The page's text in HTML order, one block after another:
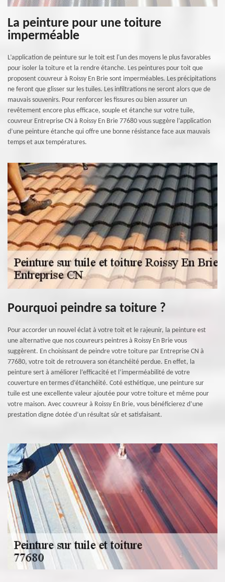
La peinture pour une toiture
imperméable
L’application de peinture sur le toit est l'un des moyens le plus favorables
pour isoler la toiture et la rendre étanche. Les peintures pour toit que
proposent couvreur à Roissy En Brie sont imperméables. Les précipitations
ne feront que glisser sur les tuiles. Les infiltrations ne seront alors que de
mauvais souvenirs. Pour renforcer les fissures ou bien assurer un
revêtement encore plus efficace, souple et étanche sur votre tuile,
couvreur Entreprise CN à Roissy En Brie 77680 vous suggère l’application
d’une peinture étanche qui offre une bonne résistance face aux mauvais
temps et aux températures.
Pourquoi peindre sa toiture ?
Pour accorder un nouvel éclat à votre toit et le rajeunir, la peinture est
une alternative que nos couvreurs peintres à Roissy En Brie vous
suggèrent. En choisissant de peindre votre toiture par Entreprise CN à
77680, votre toit de retrouvera son étanchéité perdue. En effet, la
peinture sert à améliorer l’efficacité et l’imperméabilité de votre
couverture en termes d’étanchéité. Coté esthétique, une peinture sur
tuile est une excellente valeur ajoutée pour votre toiture et même pour
votre maison. Avec couvreur à Roissy En Brie, vous bénéficierez d’une
prestation digne dotée d’un résultat sûr et satisfaisant.